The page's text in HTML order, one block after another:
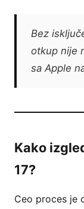
Bez
otkup nije
sa Apple
Kako
17?
Ceo proces je